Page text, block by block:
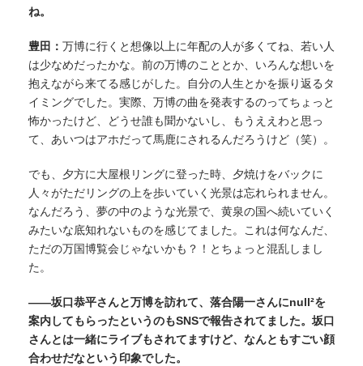
ね。
豊田： 万博に行くと想像以上に年配の人が多くてね、 若い人
は少なめだったかな。前の万博のこととか、いろんな想いを
抱えながら来てる感じがした。自分の人生とかを振り返るタ
イミングでした。実際、万博の曲を発表するのってちょっと
怖かったけど、どうせ誰も聞かないし、もうええわと思っ
て、あいつはアホだって馬鹿にされるんだろうけど（笑）。
でも、夕方に大屋根リングに登った時、夕焼けをバックに
人々がただリングの上を歩いていく光景は忘れられません。
なんだろう、夢の中のような光景で、黄泉の国へ続いていく
みたいな底知れないものを感じてました。これは何なんだ、
ただの万国博覧会じゃないかも？！とちょっと混乱しまし
た。
——坂口恭平さんと万博を訪れて、落合陽一さんにnull²を
案内してもらったというのもSNSで報告されてました。坂口
さんとは一緒にライブもされてますけど、なんともすごい顔
合わせだなという印象でした。